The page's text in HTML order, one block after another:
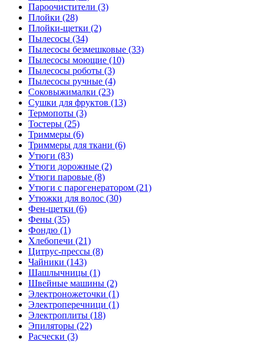
Пароочистители (3)
Плойки (28)
Плойки-щетки (2)
Пылесосы (34)
Пылесосы безмешковые (33)
Пылесосы моющие (10)
Пылесосы роботы (3)
Пылесосы ручные (4)
Соковыжималки (23)
Сушки для фруктов (13)
Термопоты (3)
Тостеры (25)
Триммеры (6)
Триммеры для ткани (6)
Утюги (83)
Утюги дорожные (2)
Утюги паровые (8)
Утюги с парогенератором (21)
Утюжки для волос (30)
Фен-щетки (6)
Фены (35)
Фондю (1)
Хлебопечи (21)
Цитрус-прессы (8)
Чайники (143)
Шашлычницы (1)
Швейные машины (2)
Электроножеточки (1)
Электроперечници (1)
Электроплиты (18)
Эпиляторы (22)
Расчески (3)